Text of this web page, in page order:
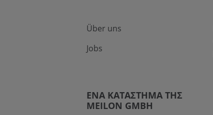
Über uns
Jobs
ΈΝΑ ΚΑΤΆΣΤΗΜΑ ΤΗΣ
MEILON GMBH